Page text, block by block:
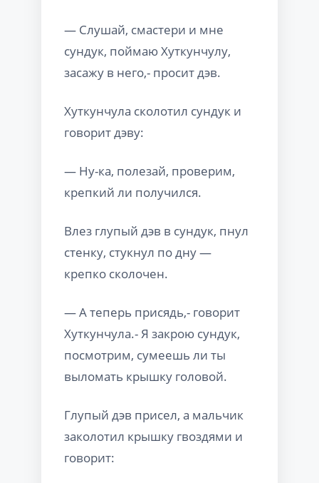
— Слушай, смастери и мне
сундук, поймаю Хуткунчулу,
засажу в него,- просит дэв.
Хуткунчула сколотил сундук и
говорит дэву:
— Ну-ка, полезай, проверим,
крепкий ли получился.
Влез глупый дэв в сундук, пнул
стенку, стукнул по дну —
крепко сколочен.
— А теперь присядь,- говорит
Хуткунчула.- Я закрою сундук,
посмотрим, сумеешь ли ты
выломать крышку головой.
Глупый дэв присел, а мальчик
заколотил крышку гвоздями и
говорит: